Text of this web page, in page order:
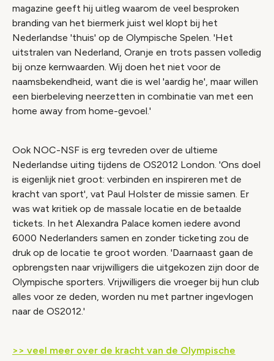
magazine geeft hij uitleg waarom de veel besproken
branding van het biermerk juist wel klopt bij het
Nederlandse 'thuis' op de Olympische Spelen. 'Het
uitstralen van Nederland, Oranje en trots passen volledig
bij onze kernwaarden. Wij doen het niet voor de
naamsbekendheid, want die is wel 'aardig he', maar willen
een bierbeleving neerzetten in combinatie van met een
home away from home-gevoel.'
Ook NOC-NSF is erg tevreden over de ultieme
Nederlandse uiting tijdens de OS2012 London. 'Ons doel
is eigenlijk niet groot: verbinden en inspireren met de
kracht van sport', vat Paul Holster de missie samen. Er
was wat kritiek op de massale locatie en de betaalde
tickets. In het Alexandra Palace komen iedere avond
6000 Nederlanders samen en zonder ticketing zou de
druk op de locatie te groot worden. 'Daarnaast gaan de
opbrengsten naar vrijwilligers die uitgekozen zijn door de
Olympische sporters. Vrijwilligers die vroeger bij hun club
alles voor ze deden, worden nu met partner ingevlogen
naar de OS2012.'
>> veel meer over de kracht van de Olympische